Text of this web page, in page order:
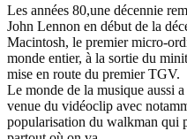
Les années 80,une décennie
John Lennon en début de la
Macintosh, le premier micro-
monde entier, à la sortie du
mise en route du premier TGV.
Le monde de la musique aussi
venue du vidéoclip avec
popularisation du walkman qui